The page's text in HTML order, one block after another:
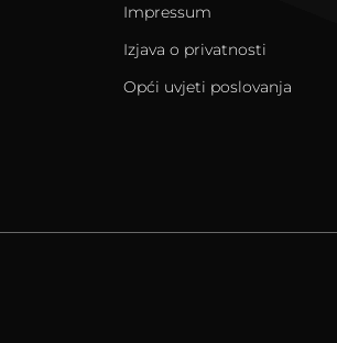
Impressum
Izjava o privatnosti
Opći uvjeti poslovanja